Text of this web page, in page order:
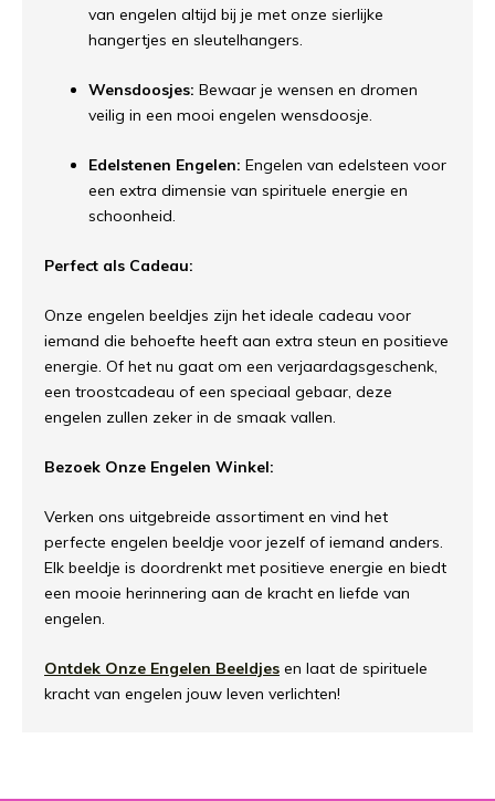
van engelen altijd bij je met onze sierlijke
hangertjes en sleutelhangers.
Wensdoosjes: Bewaar je wensen en dromen
veilig in een mooi engelen wensdoosje.
Edelstenen Engelen: Engelen van edelsteen voor
een extra dimensie van spirituele energie en
schoonheid.
Perfect als Cadeau:
Onze engelen beeldjes zijn het ideale cadeau voor
iemand die behoefte heeft aan extra steun en positieve
energie. Of het nu gaat om een verjaardagsgeschenk,
een troostcadeau of een speciaal gebaar, deze
engelen zullen zeker in de smaak vallen.
Bezoek Onze Engelen Winkel:
Verken ons uitgebreide assortiment en vind het
perfecte engelen beeldje voor jezelf of iemand anders.
Elk beeldje is doordrenkt met positieve energie en biedt
een mooie herinnering aan de kracht en liefde van
engelen.
Ontdek Onze Engelen Beeldjes en laat de spirituele
kracht van engelen jouw leven verlichten!